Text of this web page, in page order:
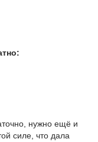
нужно ещё и
силе, что дала